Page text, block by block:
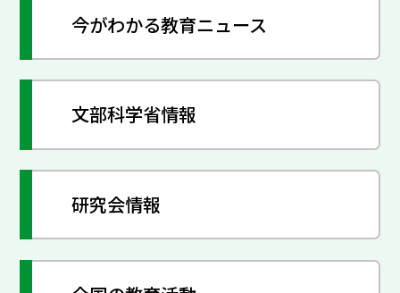
今がわかる教育ニュース
文部科学省情報
研究会情報